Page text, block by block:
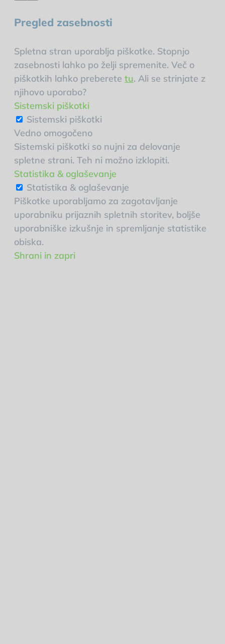
Pregled zasebnosti
Spletna stran uporablja piškotke. Stopnjo
zasebnosti lahko po želji spremenite. Več o
piškotkih lahko preberete tu. Ali se strinjate z
njihovo uporabo?
Sistemski piškotki
Sistemski piškotki
Vedno omogočeno
Sistemski piškotki so nujni za delovanje
spletne strani. Teh ni možno izklopiti.
Statistika & oglaševanje
Statistika & oglaševanje
Piškotke uporabljamo za zagotavljanje
uporabniku prijaznih spletnih storitev, boljše
uporabniške izkušnje in spremljanje statistike
obiska.
Shrani in zapri